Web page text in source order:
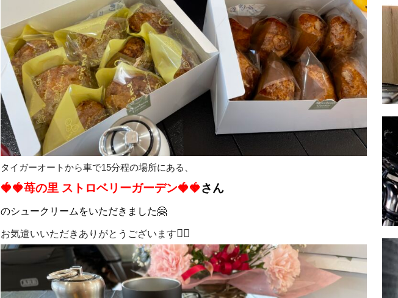
タイガーオートから車で15分程の場所にある、
🍓🍓苺の里 ストロベリーガーデン🍓🍓さん
のシュークリームをいただきました🤗
お気遣いいただきありがとうございます🙇‍♀️